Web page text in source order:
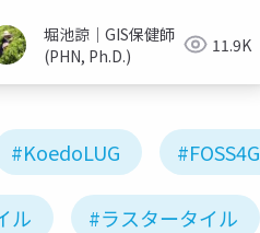
堀池諒｜GIS保健師
(PHN, Ph.D.)
11.9K
#KoedoLUG #FOSS4G
ル #ラスタータイル